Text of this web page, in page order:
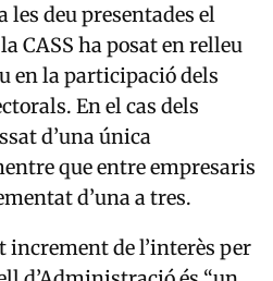
deu presentades el
CASS ha posat en relleu
en la participació dels
En el cas dels
d’una única
que entre empresaris
d’una a tres.
increment de l’interès per